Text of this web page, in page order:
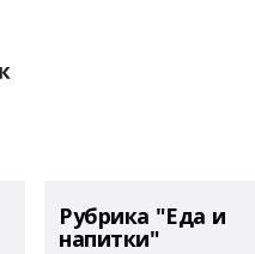
Рубрика "Еда и
напитки"